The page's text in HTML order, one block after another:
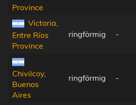
Province
Victoria,
Entre Ríos
Province
ringförmig -
Chivilcoy,
Buenos
Aires
ringförmig -